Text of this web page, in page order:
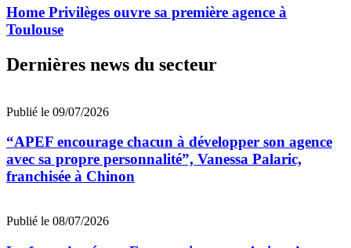
Home Privilèges ouvre sa première agence à
Toulouse
Dernières news du secteur
Publié le 09/07/2026
“APEF encourage chacun à développer son agence
avec sa propre personnalité”, Vanessa Palaric,
franchisée à Chinon
Publié le 08/07/2026